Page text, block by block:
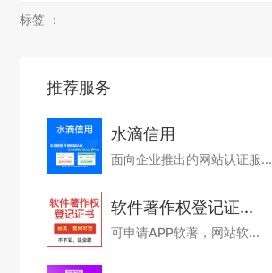
标签 ：
推荐服务
水滴信用
面向企业推出的网站认证服...
软件著作权登记证...
可申请APP软著，网站软...